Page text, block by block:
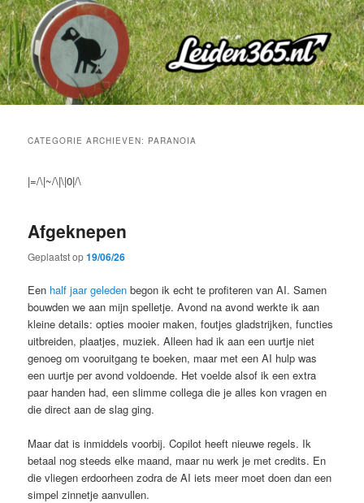
Spring
naar
de
primaire
inhoud
Spring
naar
de
secundaire
inhoud
CATEGORIE ARCHIEVEN: PARANOIA
|=/\|~/\|\|0|/\
Afgeknepen
Geplaatst op19/06/26
Een half jaar geleden begon ik echt te profiteren van AI. Samen
bouwden we aan mijn spelletje. Avond na avond werkte ik aan
kleine details: opties mooier maken, foutjes gladstrijken, functies
uitbreiden, plaatjes, muziek. Alleen had ik aan een uurtje niet
genoeg om vooruitgang te boeken, maar met een AI hulp was
een uurtje per avond voldoende. Het voelde alsof ik een extra
paar handen had, een slimme collega die je alles kon vragen en
die direct aan de slag ging.
Maar dat is inmiddels voorbij. Copilot heeft nieuwe regels. Ik
betaal nog steeds elke maand, maar nu werk je met credits. En
die vliegen erdoorheen zodra de AI iets meer moet doen dan een
simpel zinnetje aanvullen.